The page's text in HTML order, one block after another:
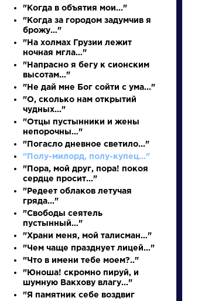
С Т У Ф Х Ц
персонажи
Произведения
Недоросль
"Когда в объятия мои..."
"Когда за городом задумчив я
брожу…"
"На холмах Грузии лежит
ночная мгла…"
"Напрасно я бегу к сионским
высотам…"
"Не дай мне Бог сойти с ума..."
"О, сколько нам открытий
чудных..."
"Отцы пустынники и жены
непорочны…"
"Погасло дневное светило..."
"Полу-милорд, полу-купец..."
"Пора, мой друг, пора! покоя
сердце просит..."
"Редеет облаков летучая
гряда..."
"Свободы сеятель
пустынный…"
"Храни меня, мой талисман…"
"Чем чаще празднует лицей..."
"Что в имени тебе моем?.."
"Юноша! скромно пируй, и
шумную Вакхову влагу..."
"Я памятник себе воздвиг